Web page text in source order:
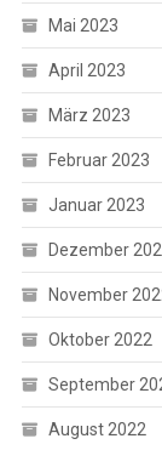
Mai 2023
April 2023
März 2023
Februar 2023
Januar 2023
Dezember
November
Oktober 2022
September
August 2022